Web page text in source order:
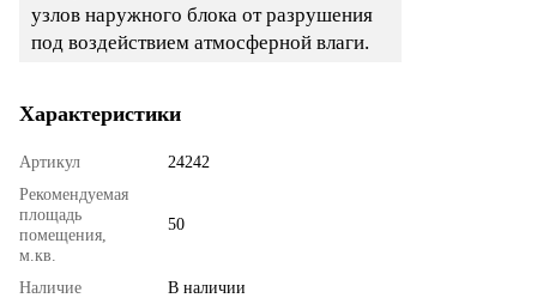
узлов наружного блока от разрушения
под воздействием атмосферной влаги.
Характеристики
Артикул
24242
Рекомендуемая
площадь
помещения,
м.кв.
50
Наличие
В наличии